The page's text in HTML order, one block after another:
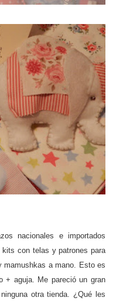
nacionales e importados
kits con telas y patrones para
mamushkas a mano. Esto es
+ aguja. Me pareció un gran
otra tienda. ¿Qué les